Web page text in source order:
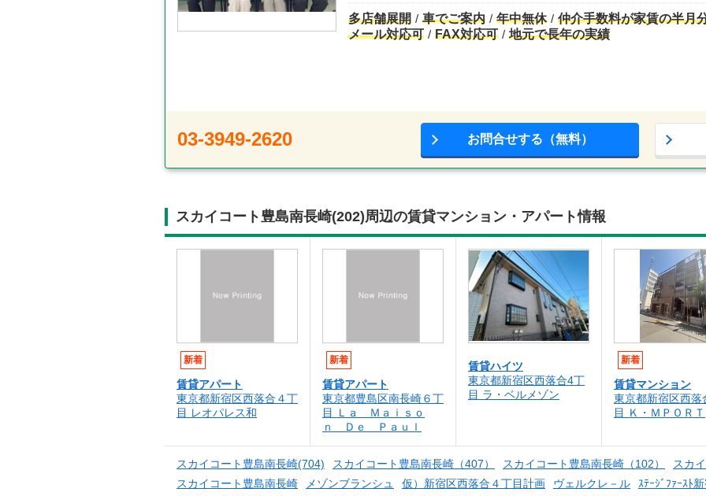
多店舗展開 車でご案内 年中無休 仲介手数料が家賃の半月
メール対応可
FAX対応可 地元で長年の実績
03-3949-2620 お問合せする（無料）
スカイコート豊島南長崎(202)周辺の賃貸マンション・アパート情報
新着
賃貸アパート
東京都新宿区西落合４丁
目 レオパレス和
新着
賃貸アパート
東京都豊島区南長崎６丁
目 Ｌａ Ｍａｉｓｏ
ｎ Ｄｅ Ｐａｕｌ
賃貸ハイツ
東京都新宿区西落合4丁
目 ラ・ベルメゾン
新着
賃貸マンション
東京都新宿区西落
目 Ｋ・ＭＰＯＲＴ
スカイコート豊島南長崎(704) スカイコート豊島南長崎（407） スカイコート豊島南長崎（102）
スカ
スカイコート豊島南長崎
メゾンブランシュ 仮）新宿区西落合４丁目計画 ヴェルクレ－ル
ｽﾃｰｼﾞﾌｧｰｽﾄ